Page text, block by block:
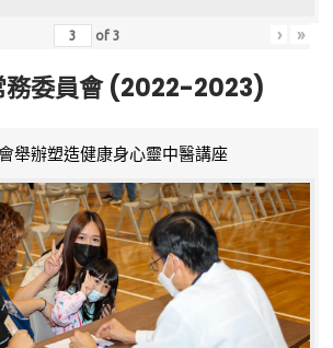
of3 › »
務委員會 (2022-2023)
舉辦塑造健康身心靈中醫講座